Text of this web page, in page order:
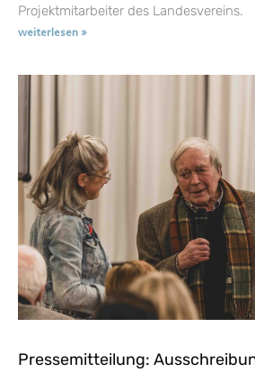
Projektmitarbeiter des Landesvereins.
weiterlesen »
Pressemitteilung: